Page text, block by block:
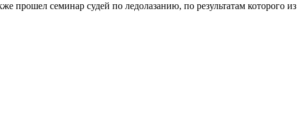
прошел семинар судей по ледолазанию, по результатам которого из